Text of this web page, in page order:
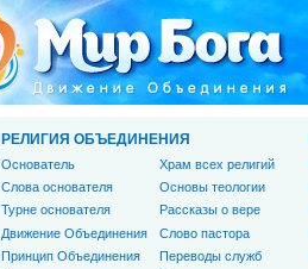
РЕЛИГИЯ ОБЪЕДИНЕНИЯ
Основатель
Слова основателя
Турне основателя
Движение Объединения
Принцип Объединения
Храм всех религий
Основы теологии
Рассказы о вере
Слово пастора
Переводы служб